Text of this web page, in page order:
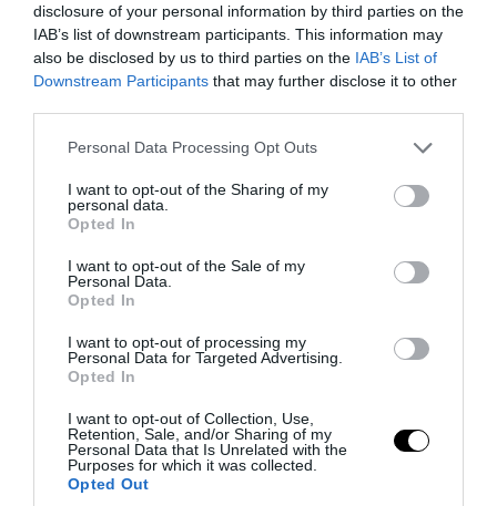
disclosure of your personal information by third parties on the
IAB’s list of downstream participants. This information may
also be disclosed by us to third parties on the IAB’s List of
Downstream Participants that may further disclose it to other
Please note that this website/app uses one or more Google
not limited to your visit or usage behaviour. You may click to
grant or deny consent to Google and its third-party tags to
use your data for below specified purposes in below Google
consent section.
Personal Data Processing Opt Outs
I want to opt-out of the Sharing of my
personal data.
Opted In
I want to opt-out of the Sale of my
Personal Data.
Opted In
I want to opt-out of processing my
Personal Data for Targeted Advertising.
Opted In
I want to opt-out of Collection, Use,
Retention, Sale, and/or Sharing of my
Personal Data that Is Unrelated with the
Purposes for which it was collected.
Opted Out
PRONEWS.GR /ΔΙΕΘΝΗΣ ΑΣΦΑΛΕΙΑ
Διοικητής συριακής μεραρχίας
αναλαμβάνει Τούρκος – Άγκυρα:
«Απειλές κατά της Συρίας είναι σαν να
06.08.2026 | 23:32